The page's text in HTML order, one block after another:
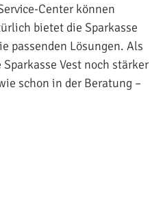
Center können
bietet die Sparkasse
passenden Lösungen. Als
Vest noch stärker
schon in der Beratung –